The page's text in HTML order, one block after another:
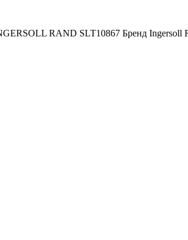
RAND SLT10867 Бренд